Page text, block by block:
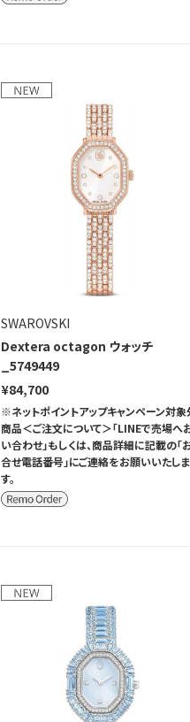
SWAROVSKI
Dextera octagon ウォッチ
_5749449
¥84,700
※ネットポイントアップキャンペーン対象
商品＜ご注文について＞「LINEで売場へ
い合わせ」もしくは、商品詳細に記載の「
合せ電話番号」にご連絡をお願いいたしま
す。